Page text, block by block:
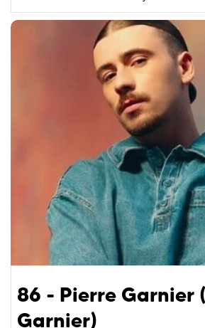
86 - Pierre Garnier
Garnier)